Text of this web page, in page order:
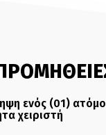
ενός (01)
χειριστή